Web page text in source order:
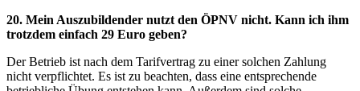
20. Mein Auszubildender nutzt den ÖPNV nicht. Kann ich ihm
trotzdem einfach 29 Euro geben?
Der Betrieb ist nach dem Tarifvertrag zu einer solchen Zahlung
nicht verpflichtet. Es ist zu beachten, dass eine entsprechende